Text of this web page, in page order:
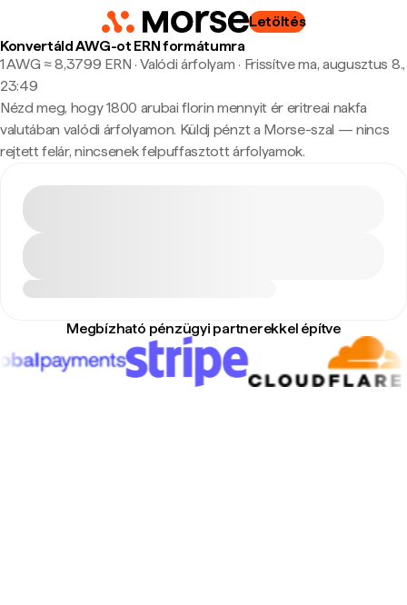
Letöltés
Konvertáld AWG-ot ERN formátumra
1 AWG ≈ 8,3799 ERN · Valódi árfolyam · Frissítve ma, augusztus 8.,
23:49
Nézd meg, hogy 1800 arubai florin mennyit ér eritreai nakfa
valutában valódi árfolyamon. Küldj pénzt a Morse-szal — nincs
rejtett felár, nincsenek felpuffasztott árfolyamok.
Megbízható pénzügyi partnerekkel építve